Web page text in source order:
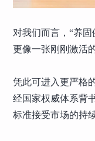
对我们而言，“养
更像一张刚刚激活
凭此可进入更严格
经国家权威体系背
标准接受市场的持